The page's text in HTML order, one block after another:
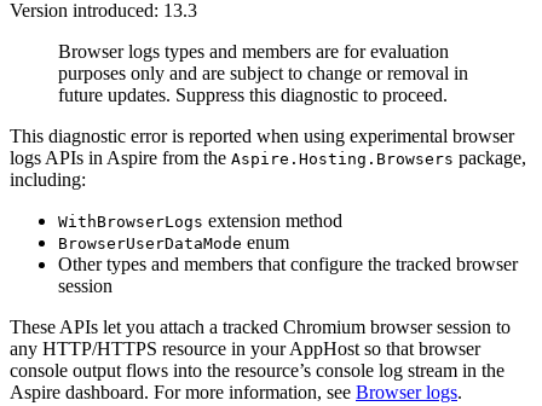
Version introduced: 13.3
Browser logs types and members are for evaluation
purposes only and are subject to change or removal in
future updates. Suppress this diagnostic to proceed.
This diagnostic error is reported when using experimental browser
logs APIs in Aspire from the Aspire.Hosting.Browsers package,
including:
WithBrowserLogs extension method
BrowserUserDataMode enum
Other types and members that configure the tracked browser
session
These APIs let you attach a tracked Chromium browser session to
any HTTP/HTTPS resource in your AppHost so that browser
console output flows into the resource’s console log stream in the
Aspire dashboard. For more information, see Browser logs.